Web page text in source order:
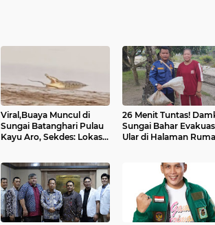
Viral,Buaya Muncul di
Sungai Batanghari Pulau
Kayu Aro, Sekdes: Lokasi
26 Menit Tuntas!
Sungai Bahar
Ular di Halaman